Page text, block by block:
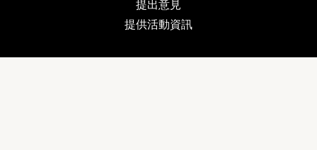
提出意見
提供活動資訊